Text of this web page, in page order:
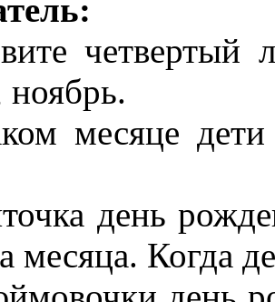
четвертый
ноябрь.
месяце дети
день
месяца. Когда